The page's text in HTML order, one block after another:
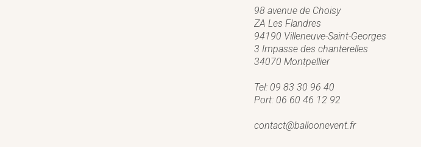
98 avenue de Choisy
ZA Les Flandres
94190 Villeneuve-Saint-Georges
3 Impasse des chanterelles
34070 Montpellier
Tel: 09 83 30 96 40
Port: 06 60 46 12 92
contact@balloonevent.fr